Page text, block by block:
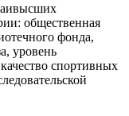
общественная
фонда,
уровень
спортивных